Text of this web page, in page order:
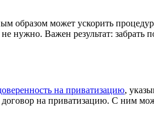
образом может ускорить
нужно. Важен результат: забрать
на приватизацию,
на приватизацию. С ним